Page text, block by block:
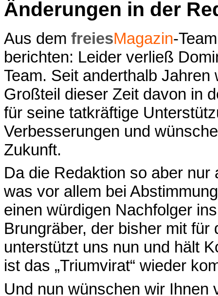
Änderungen in der
Aus dem freiesMagazin-
berichten: Leider verließ
Team. Seit anderthalb
Großteil dieser Zeit davon in
für seine tatkräftige
Verbesserungen und
Zukunft.
Da die Redaktion so aber
was vor allem bei
einen würdigen Nachfolger
Brungräber, der bisher mit
unterstützt uns nun und hält
ist das „Triumvirat“ wieder
Und nun wünschen wir Ihnen